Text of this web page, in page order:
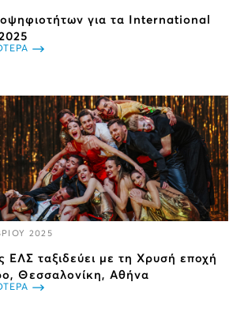
για τα International
2025
ΕΛΣ ταξιδεύει με τη Χρυσή εποχή
Θεσσαλονίκη, Αθήνα